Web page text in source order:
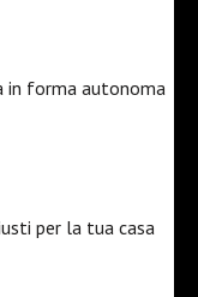
in forma autonoma
per la tua casa